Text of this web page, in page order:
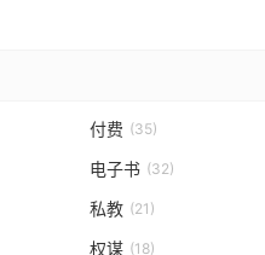
付费 (35)
电子书 (32)
私教 (21)
权谋 (18)